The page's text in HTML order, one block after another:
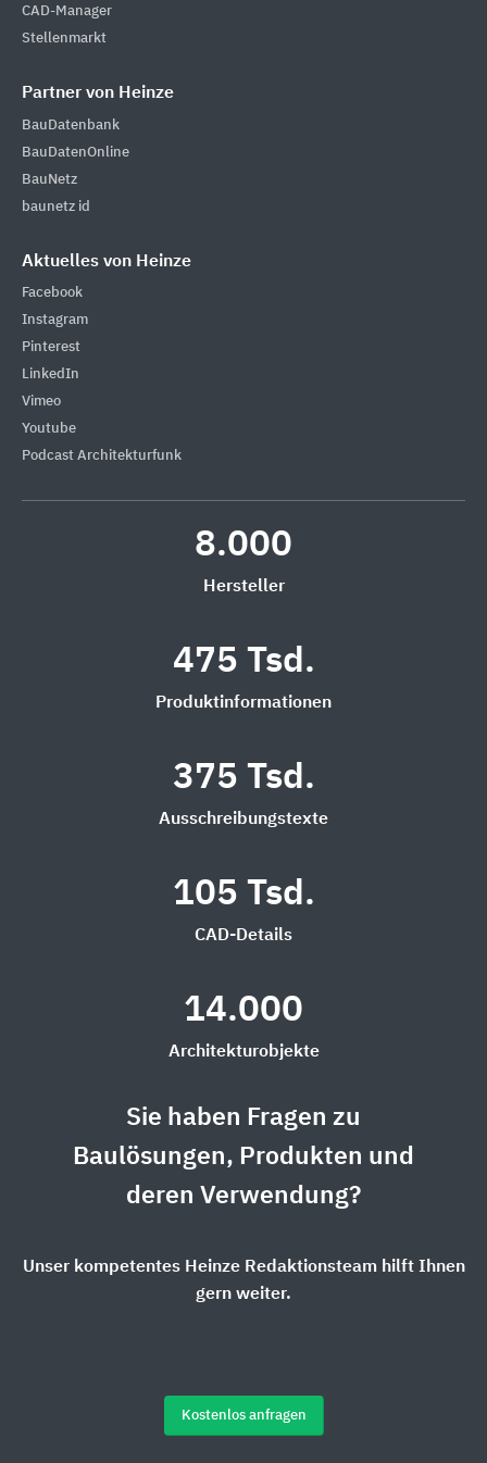
CAD-Manager
Stellenmarkt
Partner von Heinze
BauDatenbank
BauDatenOnline
BauNetz
baunetz id
Aktuelles von Heinze
Facebook
Instagram
Pinterest
LinkedIn
Vimeo
Youtube
Podcast Architekturfunk
8.000
Hersteller
475 Tsd.
Produktinformationen
375 Tsd.
Ausschreibungstexte
105 Tsd.
CAD-Details
14.000
Architekturobjekte
Sie haben Fragen zu
Baulösungen, Produkten und
deren Verwendung?
Unser kompetentes Heinze Redaktionsteam hilft Ihnen
gern weiter.
Kostenlos anfragen